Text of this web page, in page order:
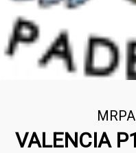
VALENCIA